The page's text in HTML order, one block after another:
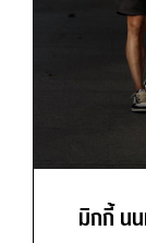
มิกกี้ น